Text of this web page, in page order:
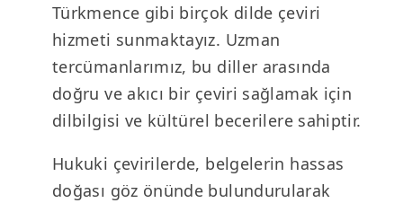
Türkmence gibi birçok dilde çeviri
hizmeti sunmaktayız. Uzman
tercümanlarımız, bu diller arasında
doğru ve akıcı bir çeviri sağlamak için
dilbilgisi ve kültürel becerilere sahiptir.
Hukuki çevirilerde, belgelerin hassas
doğası göz önünde bulundurularak